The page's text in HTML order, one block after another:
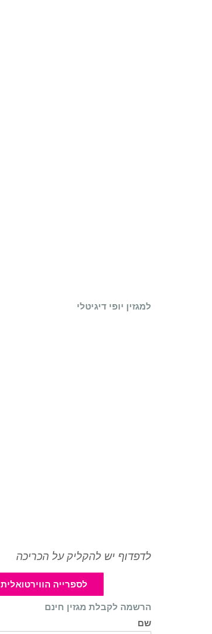
למגזין יופי דיגיטלי
לדפדוף יש להקליק על הכריכה
לספרייה הווירטואלית
הרשמה לקבלת מגזין חינם
שם